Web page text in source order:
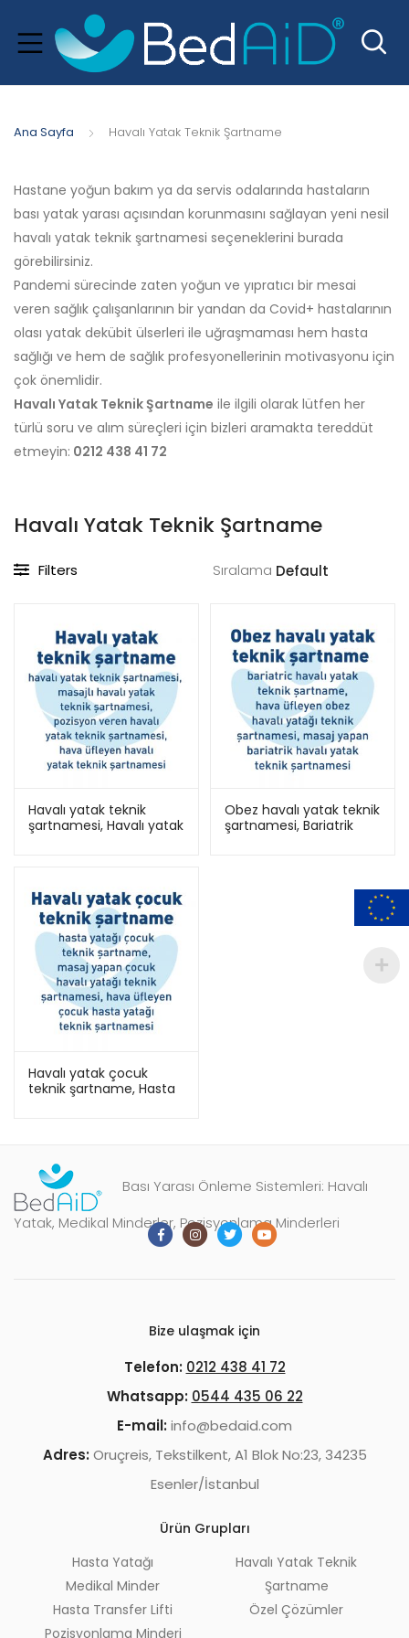
Ana Sayfa Havalı Yatak Teknik Şartname
Hastane yoğun bakım ya da servis odalarında hastaların
bası yatak yarası açısından korunmasını sağlayan yeni nesil
havalı yatak teknik şartnamesi seçeneklerini burada
görebilirsiniz.
Pandemi sürecinde zaten yoğun ve yıpratıcı bir mesai
veren sağlık çalışanlarının bir yandan da Covid+ hastalarının
olası yatak dekübit ülserleri ile uğraşmaması hem hasta
sağlığı ve hem de sağlık profesyonellerinin motivasyonu için
çok önemlidir.
Havalı Yatak Teknik Şartname ile ilgili olarak lütfen her
türlü soru ve alım süreçleri için bizleri aramakta tereddüt
etmeyin: 0212 438 41 72
Havalı Yatak Teknik Şartname
Filters Sıralama
Havalı yatak teknik
şartnamesi, Havalı yatak
Obez havalı yatak teknik
şartnamesi, Bariatrik
Havalı yatak çocuk
teknik şartname, Hasta
Bası Yarası Önleme Sistemleri: Havalı
Yatak, Medikal Minderler, Pozisyonlama Minderleri
Bize ulaşmak için
Telefon: 0212 438 41 72
Whatsapp: 0544 435 06 22
E-mail: info@bedaid.com
Adres: Oruçreis, Tekstilkent, A1 Blok No:23, 34235
Esenler/İstanbul
Ürün Grupları
Hasta Yatağı
Medikal Minder
Hasta Transfer Lifti
Pozisyonlama Minderi
Havalı Yatak Teknik
Şartname
Özel Çözümler